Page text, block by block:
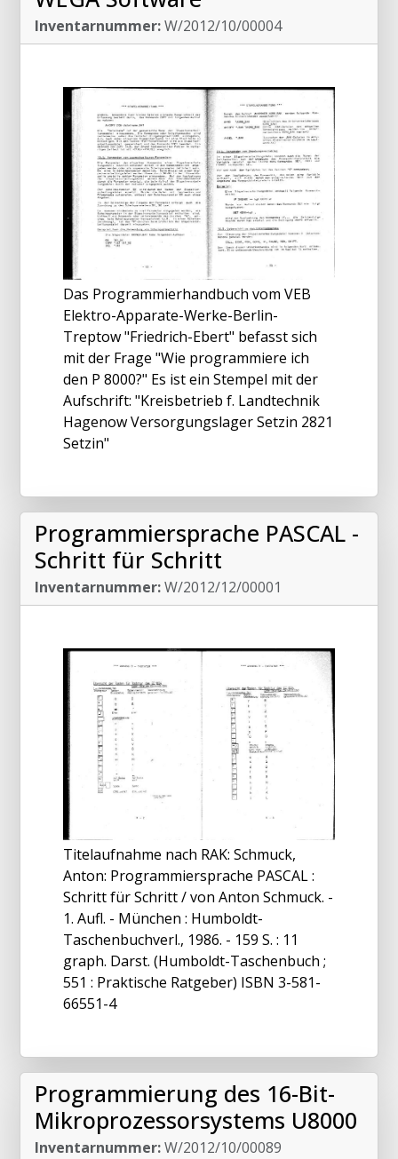
Inventarnummer:W/2012/10/00004
Das Programmierhandbuch vom VEB
Elektro-Apparate-Werke-Berlin-
Treptow "Friedrich-Ebert" befasst sich
mit der Frage "Wie programmiere ich
den P 8000?" Es ist ein Stempel mit der
Aufschrift: "Kreisbetrieb f. Landtechnik
Hagenow Versorgungslager Setzin 2821
Setzin"
Programmiersprache PASCAL -
Schritt für Schritt
Inventarnummer:W/2012/12/00001
Titelaufnahme nach RAK: Schmuck,
Anton: Programmiersprache PASCAL :
Schritt für Schritt / von Anton Schmuck. -
1. Aufl. - München : Humboldt-
Taschenbuchverl., 1986. - 159 S. : 11
graph. Darst. (Humboldt-Taschenbuch ;
551 : Praktische Ratgeber) ISBN 3-581-
66551-4
Programmierung des 16-Bit-
Mikroprozessorsystems U8000
Inventarnummer:W/2012/10/00089